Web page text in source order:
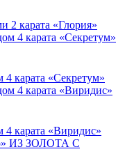
2 карата «Глория»
карата «Секретум»
4 карата «Виридис»